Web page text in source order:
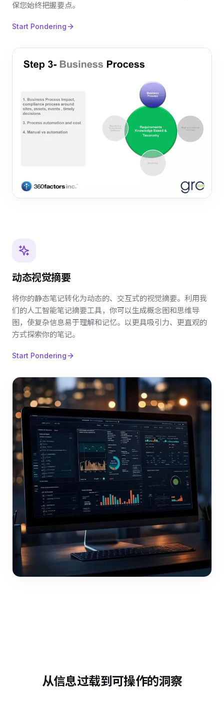
保您始终把握要点。
Start Pondering
动态视觉摘要
将你的静态笔记转化为动态的、交互式的视觉摘要。利用我
们的人工智能笔记摘要工具，你可以生成概念图和思维导
图，使复杂信息易于理解和记忆。以更具吸引力、更直观的
方式探索你的笔记。
Start Pondering
从信息过载到可操作的洞察